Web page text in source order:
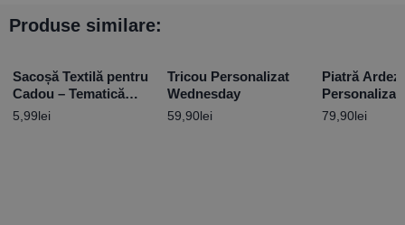
Produse similare:
Sacoșă Textilă pentru
Cadou – Tematică
Love
5,99lei
Tricou Personalizat
Wednesday
59,90lei
Piatră
mesaj –
79,90lei